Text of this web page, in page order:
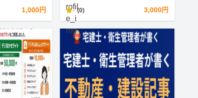
1,000円 - (0) 3,000円